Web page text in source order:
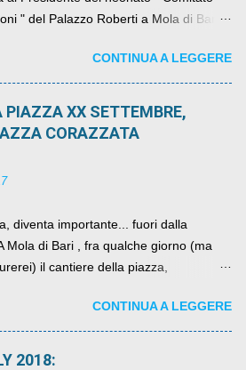
" del Palazzo Roberti a Mola di Bari ,
signor?....CONTINUA A LEGGERE
PIAZZA XX SETTEMBRE,
CORAZZATA
diventa importante... fuori dalla
Mola di Bari , fra qualche giorno (ma
il cantiere della piazza,
esorbitante di mesi, non ci sarà
una volta Piazza XX Settembre ,
CONTINUA A LEGGERE
2018: